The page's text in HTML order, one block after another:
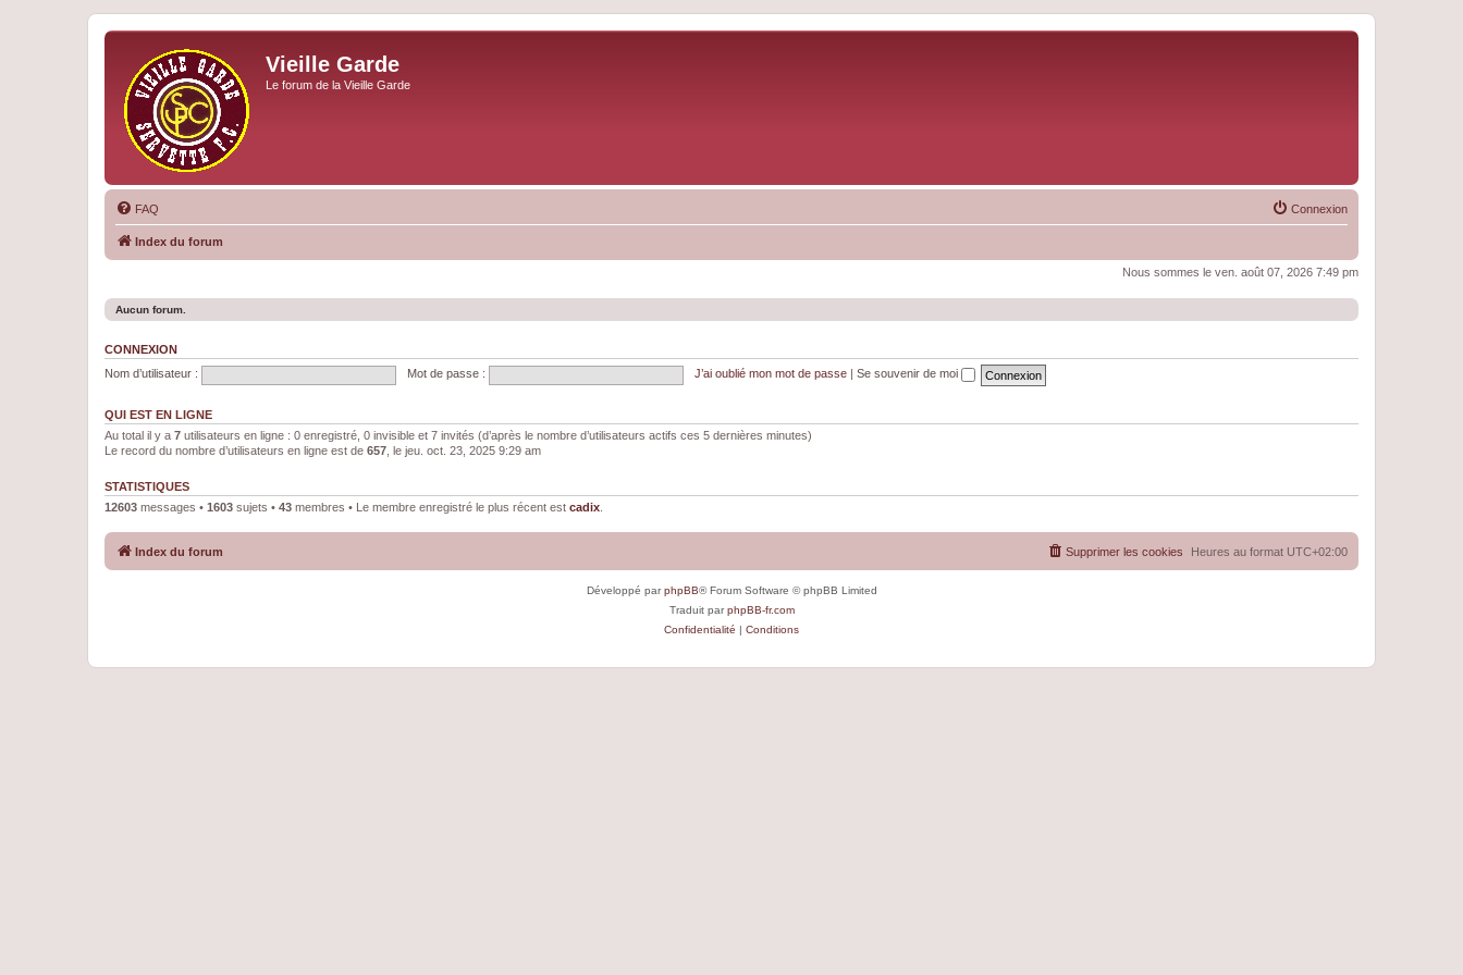
Vieille Garde
Le forum de la Vieille Garde
FAQ Connexion
Index du forum
Nous sommes le ven. août 07, 2026 7:49 pm
Aucun forum.
CONNEXION
Nom d’utilisateur :
Mot de passe : J’ai oublié mon mot de passe Se souvenir de moi
QUI EST EN LIGNE
Au total il y a 7 utilisateurs en ligne : 0 enregistré, 0 invisible et 7 invités (d’après le nombre d’utilisateurs actifs ces 5 dernières minutes)
Le record du nombre d’utilisateurs en ligne est de 657 , le jeu. oct. 23, 2025 9:29 am
STATISTIQUES
12603 messages • 1603 sujets • 43 membres • Le membre enregistré le plus récent est cadix
Index du forum Heures au format UTC+02:00
Supprimer les cookies
Développé parphpBB® Forum Software © phpBB Limited
Traduit parphpBB-fr.com
Confidentialité | Conditions